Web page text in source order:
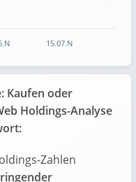
15.07.N
Kaufen oder
Holdings-Analyse
Zahlen